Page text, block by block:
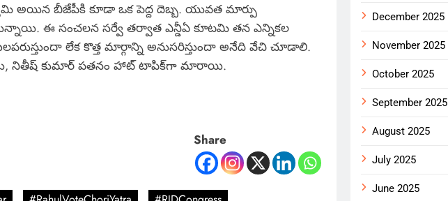
అయిన బీజేపీకి కూడా ఒక పెద్ద దెబ్బ. యువత మార్పు
ఈ సంచలన సర్వే తర్వాత ఎన్డీఏ కూటమి తన ఎన్నికల
లేక కొత్త మార్గాన్ని అనుసరిస్తుందా అనేది వేచి చూడాలి.
నితీష్ కుమార్ పతనం హాట్ టాపిక్‌గా మారాయి.
Share
December 2025
November 2025
October 2025
September 2025
August 2025
July 2025
June 2025